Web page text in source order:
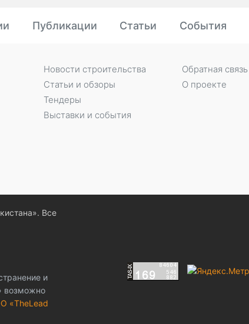
Публикации Статьи События
Новости строительства
Статьи и обзоры
Тендеры
Выставки и события
Обратная связь
О проекте
Все
и
возможно
«TheLead